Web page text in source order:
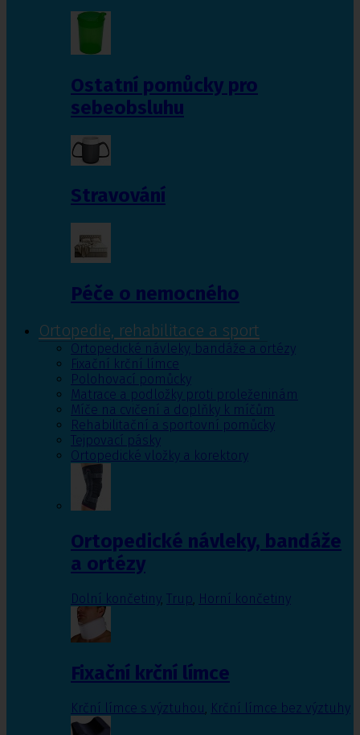
Ostatní pomůcky pro
sebeobsluhu
Stravování
Péče o nemocného
Ortopedie, rehabilitace a sport
Ortopedické návleky, bandáže a ortézy
Fixační krční límce
Polohovací pomůcky
Matrace a podložky proti proleženinám
Míče na cvičení a doplňky k míčům
Rehabilitační a sportovní pomůcky
Tejpovací pásky
Ortopedické vložky a korektory
Ortopedické návleky, bandáže
a ortézy
Dolní končetiny, Trup, Horní končetiny
Fixační krční límce
Krční límce s výztuhou Krční límce bez výztuhy